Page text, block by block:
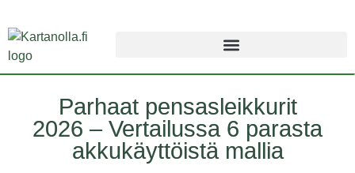
Parhaat pensasleikkurit
2026 – Vertailussa 6 parasta
akkukäyttöistä mallia